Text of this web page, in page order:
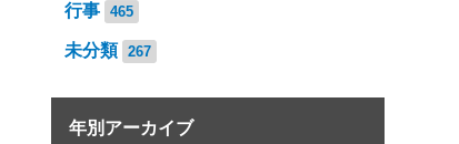
行事 465
未分類 267
年別アーカイブ